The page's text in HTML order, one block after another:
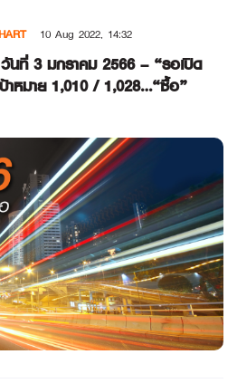
10 Aug 2022, 14:32
นที่ 3 มกราคม 2566 – “รอเปิด
าหมาย 1,010 / 1,028…“ซื้อ”